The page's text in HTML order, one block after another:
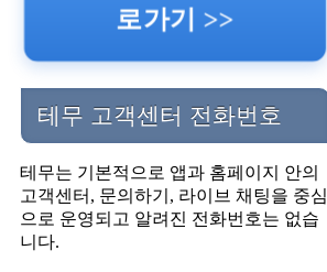
로가기 >>
테무 고객센터 전화번호
테무는 기본적으로 앱과 홈페이지 안의
고객센터, 문의하기, 라이브 채팅을 중심
으로 운영되고 알려진 전화번호는 없습
니다.